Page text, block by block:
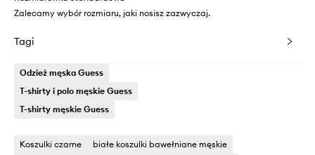
Zalecamy wybór rozmiaru, jaki nosisz zazwyczaj.
Tagi
Odzież męska Guess
T-shirty i polo męskie Guess
T-shirty męskie Guess
Koszulki czarne białe koszulki bawełniane męskie